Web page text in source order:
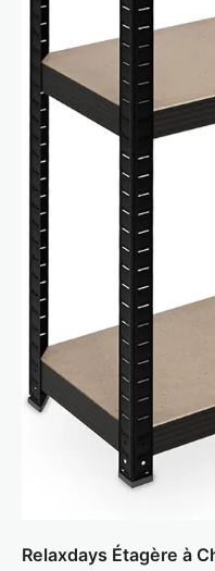
Relaxdays Étagère à